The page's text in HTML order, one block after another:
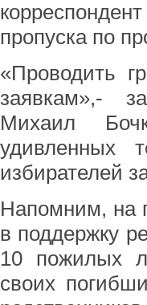
пропуска по
«Проводить
заявкам»,-
Михаил
удивленных
избирателей
Напомним, на
в поддержку
10 пожилых
своих